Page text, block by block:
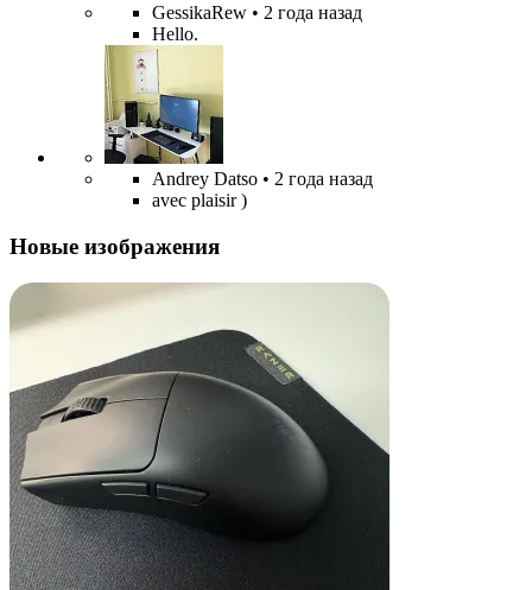
GessikaRew • 2 года назад
Hello.
Andrey Datso • 2 года назад
avec plaisir )
Новые изображения